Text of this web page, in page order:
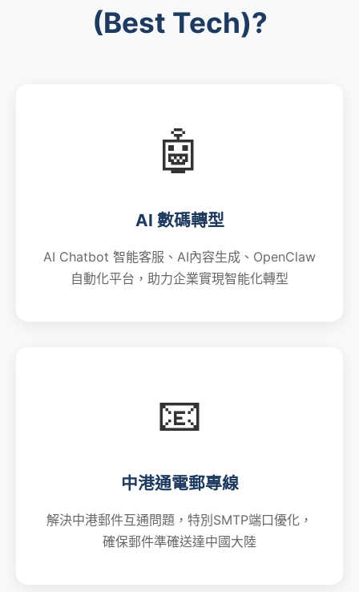
(Best Tech)?
🤖
AI 數碼轉型
AI Chatbot 智能客服、AI內容生成、OpenClaw
自動化平台，助力企業實現智能化轉型
📧
中港通電郵專線
解決中港郵件互通問題，特別SMTP端口優化，
確保郵件準確送達中國大陸